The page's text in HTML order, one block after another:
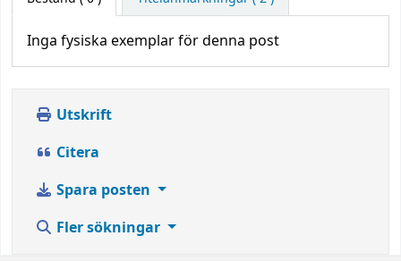
Inga fysiska exemplar för denna post
Utskrift
Citera
Spara posten
Fler sökningar